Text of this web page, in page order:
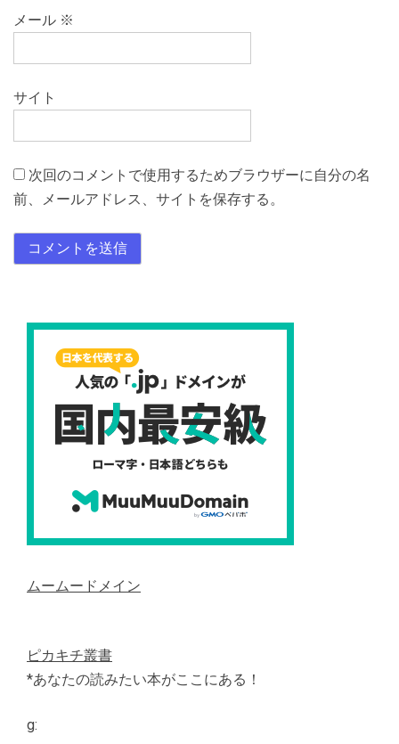
メール ※
サイト
次回のコメントで使用するためブラウザーに自分の名
前、メールアドレス、サイトを保存する。
ムームードメイン
ピカキチ叢書
*あなたの読みたい本がここにある！
g: